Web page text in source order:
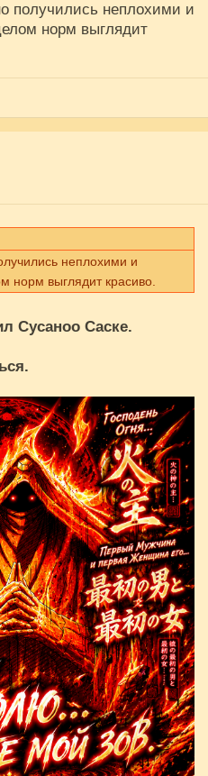
получились неплохими и
норм выглядит
неплохими и
норм выглядит красиво.
Сусаноо Саске.